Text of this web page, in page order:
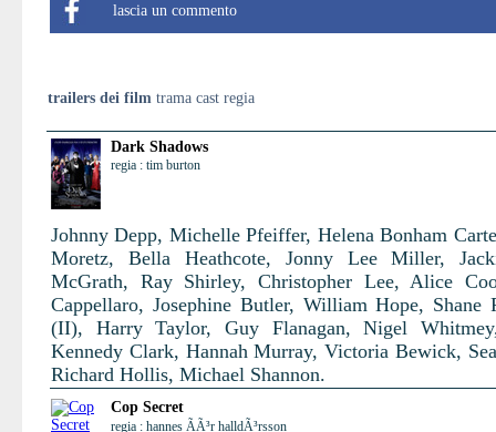
lascia un commento
trailers dei film trama cast regia
Dark Shadows
regia : tim burton
Johnny Depp, Michelle Pfeiffer, Helena Bonham
Moretz, Bella Heathcote, Jonny Lee Miller,
McGrath, Ray Shirley, Christopher Lee, Alice
Cappellaro, Josephine Butler, William Hope, Shane
(II), Harry Taylor, Guy Flanagan, Nigel
Kennedy Clark, Hannah Murray, Victoria Bewick,
Richard Hollis, Michael Shannon.
Cop Secret
regia : hannes ÃÃ³r halldÃ³rsson